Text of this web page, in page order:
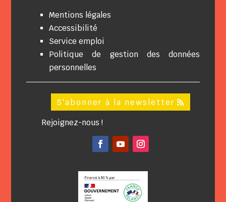
Mentions légales
Accessibilité
Service emploi
Politique de gestion des données
personnelles
S'abonner à la newsletter
Rejoignez-nous !